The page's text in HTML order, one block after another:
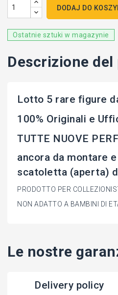
DODAJ DO
Ostatnie sztuki w magazynie
Descrizione
Lotto 5 rare figure
100% Originali e
TUTTE NUOVE
ancora da montare
scatoletta (aperta)
PRODOTTO PER
NON ADATTO A BAMBINI DI
Le nostre
Delivery policy